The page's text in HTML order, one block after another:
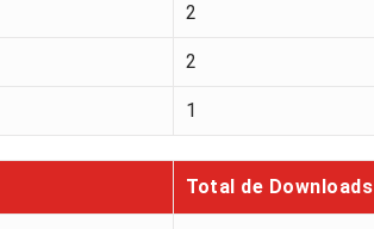
2
2
1
Total de Downloads